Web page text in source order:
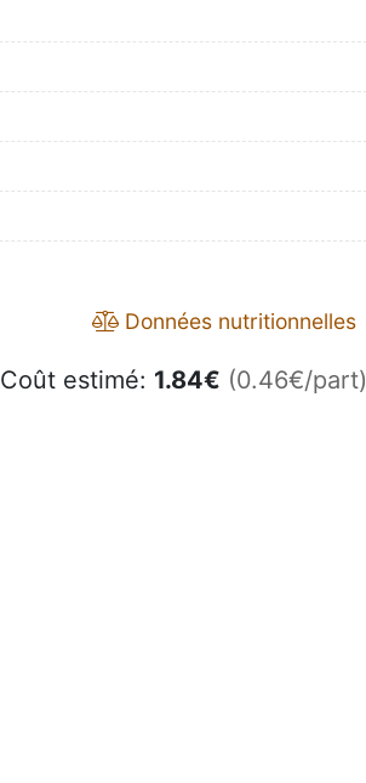
Données nutritionnelles
Coût estimé: 1.84€ (0.46€/part)